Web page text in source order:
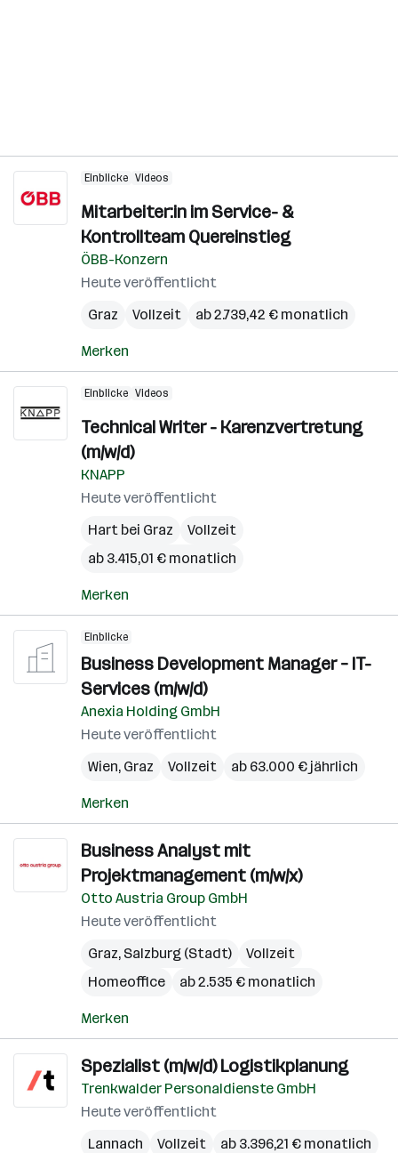
Einblicke Videos
Mitarbeiter:in im Service- &
Kontrollteam Quereinstieg
ÖBB-Konzern
Heute veröffentlicht
Graz
Vollzeit ab 2.739,42 € monatlich
Merken
Einblicke Videos
Technical Writer - Karenzvertretung
(m/w/d)
KNAPP
Heute veröffentlicht
Hart bei Graz
Vollzeit
ab 3.415,01 € monatlich
Merken
Einblicke
Business Development Manager – IT-
Services (m/w/d)
Anexia Holding GmbH
Heute veröffentlicht
Wien, Graz Vollzeit ab 63.000 € jährlich
Merken
Business Analyst mit
Projektmanagement (m/w/x)
Otto Austria Group GmbH
Heute veröffentlicht
Graz, Salzburg (Stadt)
Vollzeit
Homeoffice
ab 2.535 € monatlich
Merken
Spezialist (m/w/d) Logistikplanung
Trenkwalder Personaldienste GmbH
Heute veröffentlicht
Lannach
Vollzeit ab 3.396,21 € monatlich